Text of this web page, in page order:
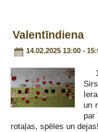
Valentīndiena
14.02.2025 13:00 -
un
par
rotaļas, spēles un